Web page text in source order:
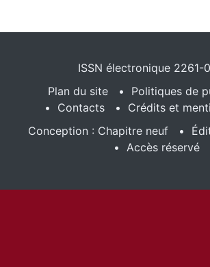
ISSN électronique 2261-
Plan du site
Politiques de
Contacts
Crédits et
Conception : Chapitre neuf
Accès réservé